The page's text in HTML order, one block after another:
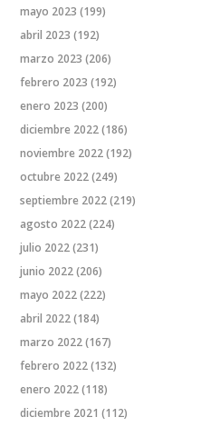
mayo 2023 (199)
abril 2023 (192)
marzo 2023 (206)
febrero 2023 (192)
enero 2023 (200)
diciembre 2022(186)
noviembre 2022(192)
octubre 2022(249)
septiembre 2022(219)
agosto 2022(224)
julio 2022(231)
junio 2022(206)
mayo 2022(222)
abril 2022(184)
marzo 2022(167)
febrero 2022(132)
enero 2022(118)
diciembre 2021 (112)